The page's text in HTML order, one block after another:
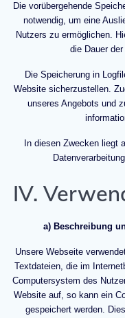
Die vorübergehende
notwendig, um eine
Nutzers zu ermöglichen.
die Dauer
Die Speicherung in
Website sicherzustellen.
unseres Angebots und
In diesen Zwecken liegt
IV.
a) Beschreibung
Unsere Webseite
Textdateien, die im
Computersystem des
Website auf, so kann ein
gespeichert werden.